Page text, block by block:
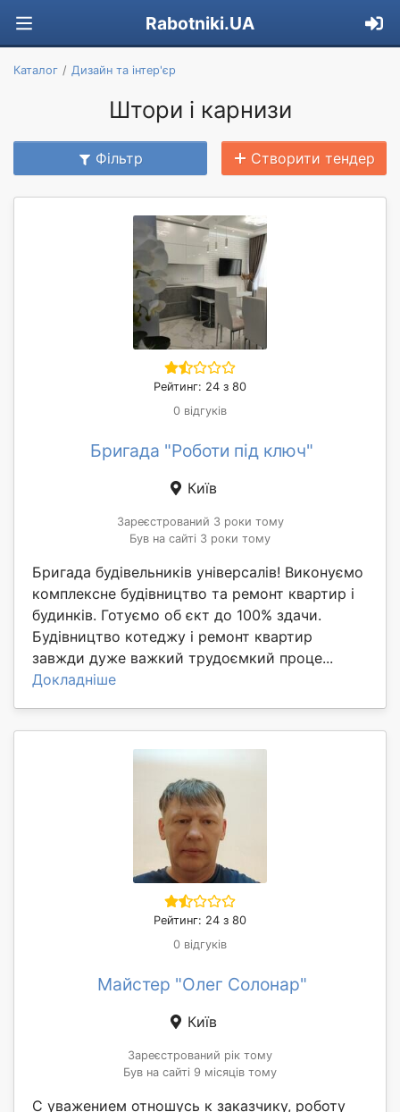
Rabotniki.UA
Каталог Дизайн та інтер'єр
Штори і карнизи
Фільтр Створити тендер
Рейтинг: 24 з 80
0 відгуків
Бригада "Роботи під ключ"
Київ
Зареєстрований 3 роки тому
Був на сайті 3 роки тому
Бригада будівельників універсалів! Виконуємо
комплексне будівництво та ремонт квартир і
будинків. Готуємо об єкт до 100% здачи.
Будівництво котеджу і ремонт квартир
завжди дуже важкий трудоємкий проце...
Докладніше
Рейтинг: 24 з 80
0 відгуків
Майстер "Олег Солонар"
Київ
Зареєстрований рік тому
Був на сайті 9 місяців тому
С уважением отношусь к заказчику, роботу